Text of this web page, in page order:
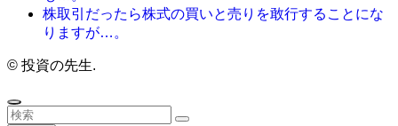
株取引だったら株式の買いと売りを敢行することにな
りますが…。
© 投資の先生.